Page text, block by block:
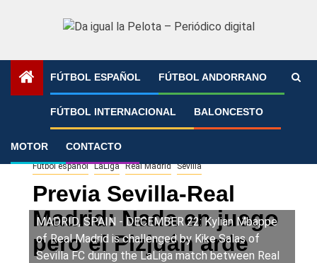
FÚTBOL ESPAÑOL FÚTBOL ANDORRANO
FÚTBOL INTERNACIONAL BALONCESTO
MOTOR CONTACTO
»
Fútbol español LaLiga Real Madrid Sevilla
Previa Sevilla-Real
Madrid: Nada en juego
pero el Pizjuán arde
MADRID, SPAIN - DECEMBER 22: Kylian Mbappe
of Real Madrid is challenged by Kike Salas of
Sevilla FC during the LaLiga match between Real